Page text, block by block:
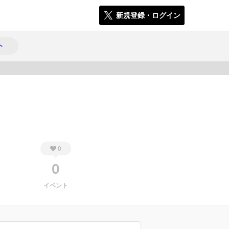
新規登録・ログイン
0
0
イベント